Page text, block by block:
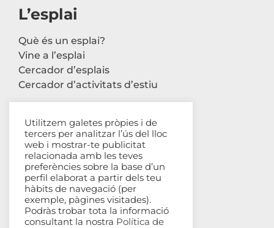
L’esplai
Què és un esplai?
Vine a l’esplai
Cercador d’esplais
Cercador d’activitats d’estiu
Contacte
Carrer Avinyó, 44 2n
08002 Barcelona
93 302 61 03
esplac@esplac.cat
Utilitzem galetes pròpies i de
tercers per analitzar l’ús del lloc
web i mostrar-te publicitat
relacionada amb les teves
preferències sobre la base d’un
perfil elaborat a partir dels teu
hàbits de navegació (per
exemple, pàgines visitades).
Podràs trobar tota la informació
consultant la nostra Política de